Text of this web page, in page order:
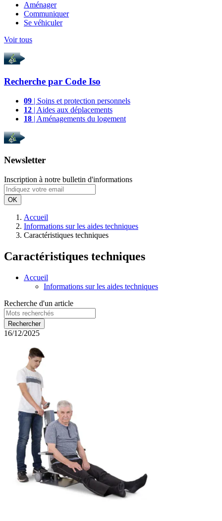
Aménager
Communiquer
Se véhiculer
Voir tous
Recherche par Code Iso
09 | Soins et protection personnels
12 | Aides aux déplacements
18 | Aménagements du logement
Newsletter
Inscription à notre bulletin d'informations
OK
Accueil
Informations sur les aides techniques
Caractéristiques techniques
Caractéristiques techniques
Accueil
Informations sur les aides techniques
Recherche d'un article
16/12/2025